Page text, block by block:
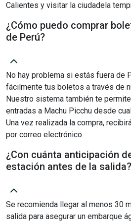
Calientes y visitar la ciudadela
¿Cómo puedo comprar
de Perú?
No hay problema si estás fuera de
fácilmente tus boletos a través de
Nuestro sistema también te
entradas a Machu Picchu desde
Una vez realizada la compra,
por correo electrónico.
¿Con cuánta anticipación
estación antes de la salida?
Se recomienda llegar al menos 30
salida para asegurar un embarque